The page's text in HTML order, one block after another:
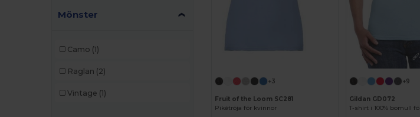
Mönster
Camo (1)
Raglan (2)
Vintage (1)
+3
Fruit of the Loom SC281
Pikétröja för kvinnor
+9
Gildan GD072
T-shirt i 100% bomull